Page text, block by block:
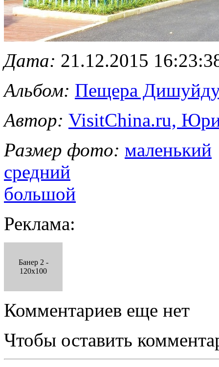
Дата: 21.12.2015
Альбом: Пещера
Автор: VisitChina.ru,
Размер фото: маленький
средний
большой
Реклама:
Банер 2 -
120x100
Комментариев еще нет
Чтобы оставить